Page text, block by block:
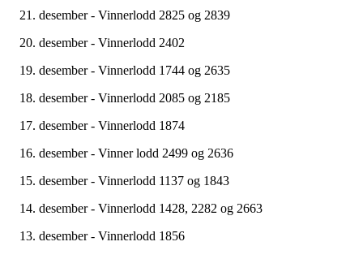
21. desember - Vinnerlodd 2825 og 2839
20. desember - Vinnerlodd 2402
19. desember - Vinnerlodd 1744 og 2635
18. desember - Vinnerlodd 2085 og 2185
17. desember - Vinnerlodd 1874
16. desember - Vinner lodd 2499 og 2636
15. desember - Vinnerlodd 1137 og 1843
14. desember - Vinnerlodd 1428, 2282 og 2663
13. desember - Vinnerlodd 1856